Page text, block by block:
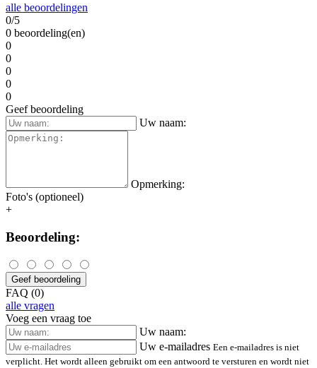
alle beoordelingen
0/5
0 beoordeling(en)
0
0
0
0
0
Geef beoordeling
Uw naam:
Opmerking:
Foto's (optioneel)
+
Beoordeling:
Geef beoordeling
FAQ (0)
alle vragen
Voeg een vraag toe
Uw naam:
Uw e-mailadres Een e-mailadres is niet
verplicht. Het wordt alleen gebruikt om een antwoord te versturen en wordt niet